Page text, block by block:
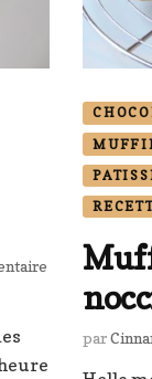
sur
Crinkles
chocolat
par